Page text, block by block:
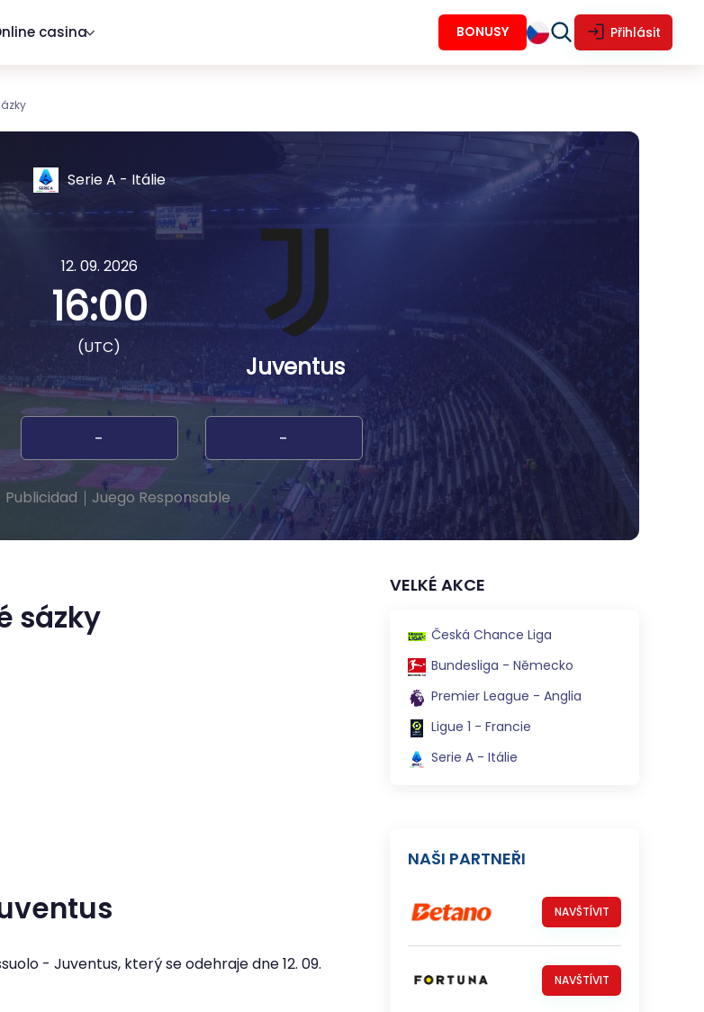
casina Přihlásit
BONUSY
Serie A - Itálie
12. 09. 2026
16:00
(UTC)
Juventus
- -
Publicidad Juego Responsable
sázky
- Juventus, který se odehraje dne12. 09.
VELKÉ AKCE
Česká Chance Liga
Bundesliga - Německo
Premier League - Anglia
Ligue 1 - Francie
Serie A - Itálie
NAŠI PARTNEŘI
NAVŠTÍVIT
NAVŠTÍVIT